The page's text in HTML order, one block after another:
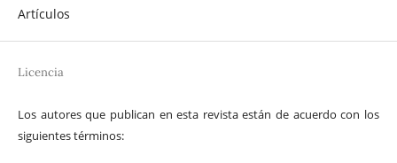
Artículos
Licencia
Los autores que publican en esta revista están de acuerdo con los
siguientes términos: